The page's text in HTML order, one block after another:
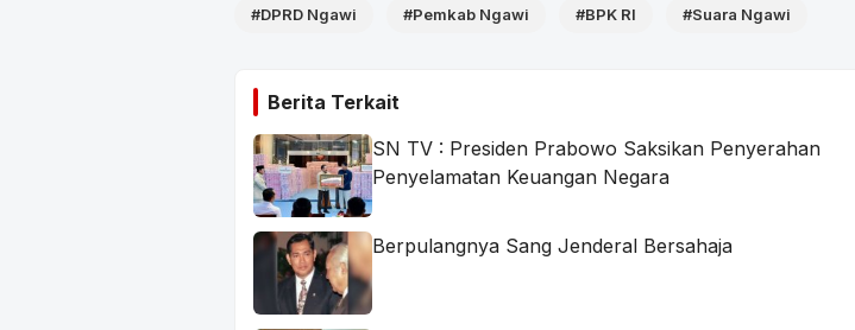
#DPRD Ngawi #Pemkab Ngawi #BPK RI #Suara Ngawi
Berita Terkait
SN TV : Presiden Prabowo Saksikan Penyerahan
Penyelamatan Keuangan Negara
Berpulangnya Sang Jenderal Bersahaja